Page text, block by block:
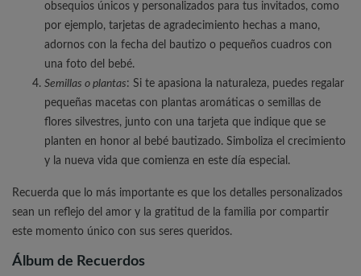
obsequios únicos y personalizados para tus invitados, como
por ejemplo, tarjetas de agradecimiento hechas a mano,
adornos con la fecha del bautizo o pequeños cuadros con
una foto del bebé.
Semillas o plantas: Si te apasiona la naturaleza, puedes regalar
pequeñas macetas con plantas aromáticas o semillas de
flores silvestres, junto con una tarjeta que indique que se
planten en honor al bebé bautizado. Simboliza el crecimiento
y la nueva vida que comienza en este día especial.
Recuerda que lo más importante es que los detalles personalizados
sean un reflejo del amor y la gratitud de la familia por compartir
este momento único con sus seres queridos.
Álbum de Recuerdos